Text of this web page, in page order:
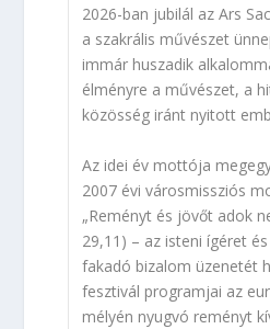
2026-ban jubilál az Ars
a szakrális művészet
immár huszadik
élményre a művészet, a
közösség iránt nyitott
Az idei év mottója
2007 évi városmissziós
„Reményt és jövőt adok
29,11) – az isteni ígéret
fakadó bizalom üzenetét
fesztivál programjai az
mélyén nyugvó reményt